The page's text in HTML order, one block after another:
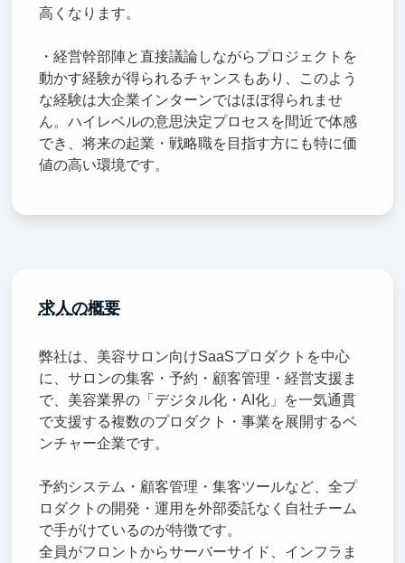
高くなります。
・経営幹部陣と直接議論しながらプロジェクトを
動かす経験が得られるチャンスもあり、このよう
な経験は大企業インターンではほぼ得られませ
ん。ハイレベルの意思決定プロセスを間近で体感
でき、将来の起業・戦略職を目指す方にも特に価
値の高い環境です。
求人の概要
弊社は、美容サロン向けSaaSプロダクトを中心
に、サロンの集客・予約・顧客管理・経営支援ま
で、美容業界の「デジタル化・AI化」を一気通貫
で支援する複数のプロダクト・事業を展開するベ
ンチャー企業です。
予約システム・顧客管理・集客ツールなど、全プ
ロダクトの開発・運用を外部委託なく自社チーム
で手がけているのが特徴です。
全員がフロントからサーバーサイド、インフラま